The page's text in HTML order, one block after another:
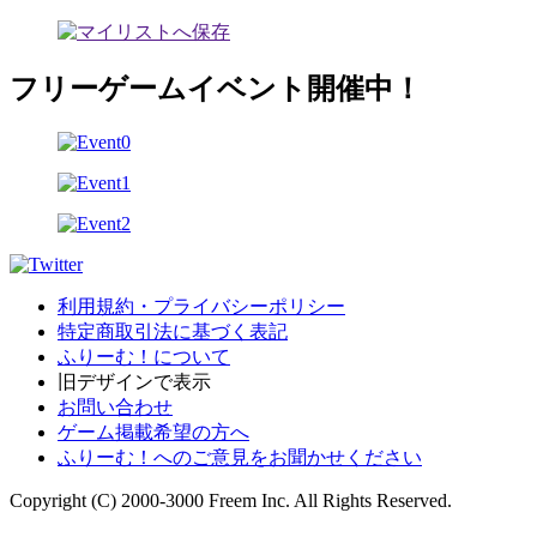
フリーゲームイベント開催中！
利用規約・プライバシーポリシー
特定商取引法に基づく表記
ふりーむ！について
旧デザインで表示
お問い合わせ
ゲーム掲載希望の方へ
ふりーむ！へのご意見をお聞かせください
Copyright (C) 2000-3000 Freem Inc. All Rights Reserved.